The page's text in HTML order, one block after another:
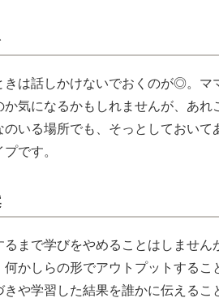
きは話しかけないでおくのが◎。マ
気になるかもしれませんが、あれ
いる場所でも、そっとしておいて
です。
まで学びをやめることはしません
何かしらの形でアウトプットするこ
きや学習した結果を誰かに伝えるこ